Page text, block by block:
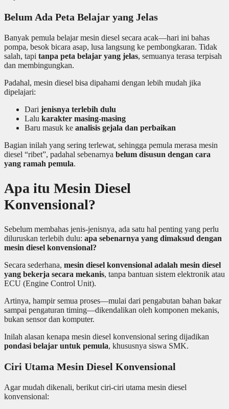
Belum Ada Peta Belajar yang Jelas
Banyak pemula belajar mesin diesel secara acak—hari ini bahas
pompa, besok bicara asap, lusa langsung ke pembongkaran. Tidak
salah, tapi tanpa peta belajar yang jelas, semuanya terasa terpisah
dan membingungkan.
Padahal, mesin diesel bisa dipahami dengan lebih mudah jika
dipelajari:
Dari jenisnya terlebih dulu
Lalu karakter masing-masing
Baru masuk ke analisis gejala dan perbaikan
Bagian inilah yang sering terlewat, sehingga pemula merasa mesin
diesel “ribet”, padahal sebenarnya belum disusun dengan cara
yang ramah pemula.
Apa itu Mesin Diesel
Konvensional?
Sebelum membahas jenis-jenisnya, ada satu hal penting yang perlu
diluruskan terlebih dulu: apa sebenarnya yang dimaksud dengan
mesin diesel konvensional?
Secara sederhana, mesin diesel konvensional adalah mesin diesel
yang bekerja secara mekanis, tanpa bantuan sistem elektronik atau
ECU (Engine Control Unit).
Artinya, hampir semua proses—mulai dari pengabutan bahan bakar
sampai pengaturan timing—dikendalikan oleh komponen mekanis,
bukan sensor dan komputer.
Inilah alasan kenapa mesin diesel konvensional sering dijadikan
pondasi belajar untuk pemula, khususnya siswa SMK.
Ciri Utama Mesin Diesel Konvensional
Agar mudah dikenali, berikut ciri-ciri utama mesin diesel
konvensional: